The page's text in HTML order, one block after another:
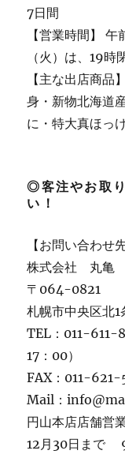
7日間
【営業時間】
（火）は、19時
【主な出店商
身・新物北海道
に・特大真ほっ
◎客注やお取
い！
【お問い合わせ先
株式会社 丸亀
〒064-0821
札幌市中央区北
TEL：011-611-
17：00）
FAX：011-621-
Mail：
円山本店店舗営
12月30日まで